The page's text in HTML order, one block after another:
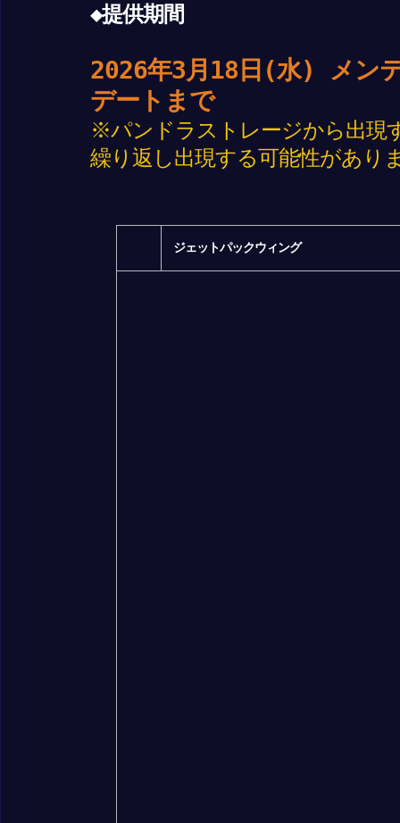
◆提供期間
2026年3月18日(水) メン
デートまで
※パンドラストレージから出現
繰り返し出現する可能性があり
ジェットパックウィング